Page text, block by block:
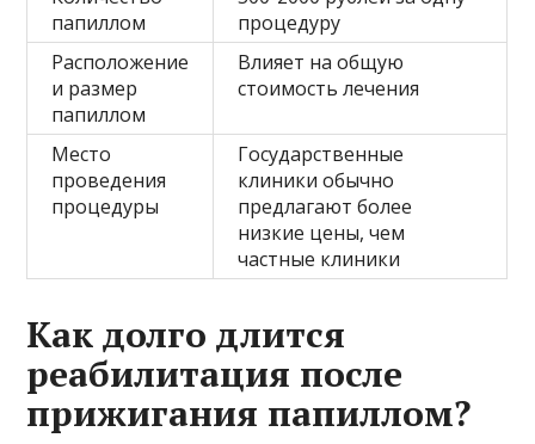
папиллом
процедуру
Расположение
и размер
папиллом
Влияет на общую
стоимость лечения
Место
проведения
процедуры
Государственные
клиники обычно
предлагают более
низкие цены, чем
частные клиники
Как долго длится
реабилитация после
прижигания папиллом?